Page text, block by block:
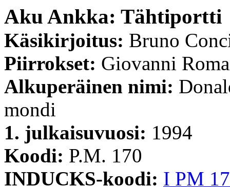
Aku Ankka: Tähtiportti
Käsikirjoitus: Bruno
Piirrokset: Giovanni
Alkuperäinen nimi:
mondi
1. julkaisuvuosi: 1994
Koodi: P.M. 170
INDUCKS-koodi: I PM